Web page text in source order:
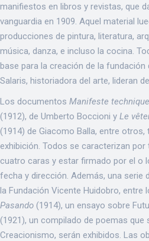
manifiestos en libros y revistas, que
vanguardia en 1909. Aquel material
producciones de pintura, literatura,
música, danza, e incluso la cocina.
base para la creación de la fundación
Salaris, historiadora del arte, lideran
Los documentos Manifeste
(1912), de Umberto Boccioni y Le
(1914) de Giacomo Balla, entre otros,
exhibición. Todos se caracterizan
cuatro caras y estar firmado por el o
fecha y dirección. Además, una serie
la Fundación Vicente Huidobro, entre
Pasando (1914), un ensayo sobre
(1921), un compilado de poemas que
Creacionismo, serán exhibidos. Las